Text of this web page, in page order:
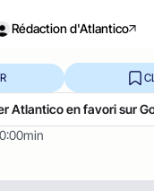
Rédaction d'Atlantico
0:00min
Atlantico en favori sur